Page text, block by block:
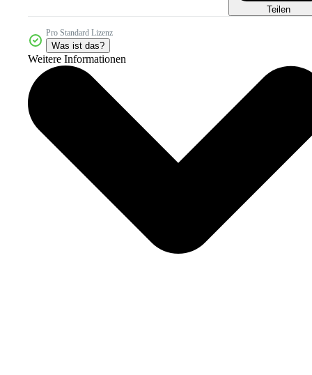
Teilen
Pro Standard Lizenz
Was ist das?
Weitere Informationen